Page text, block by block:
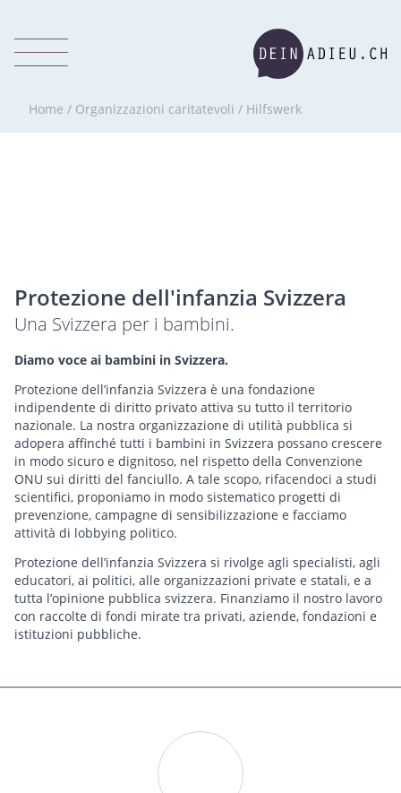
Home / Organizzazioni caritatevoli / Hilfswerk
Protezione dell'infanzia Svizzera
Una Svizzera per i bambini.
Diamo voce ai bambini in Svizzera.
Protezione dell’infanzia Svizzera è una fondazione
indipendente di diritto privato attiva su tutto il territorio
nazionale. La nostra organizzazione di utilità pubblica si
adopera affinché tutti i bambini in Svizzera possano crescere
in modo sicuro e dignitoso, nel rispetto della Convenzione
ONU sui diritti del fanciullo. A tale scopo, rifacendoci a studi
scientifici, proponiamo in modo sistematico progetti di
prevenzione, campagne di sensibilizzazione e facciamo
attività di lobbying politico.
Protezione dell’infanzia Svizzera si rivolge agli specialisti, agli
educatori, ai politici, alle organizzazioni private e statali, e a
tutta l’opinione pubblica svizzera. Finanziamo il nostro lavoro
con raccolte di fondi mirate tra privati, aziende, fondazioni e
istituzioni pubbliche.